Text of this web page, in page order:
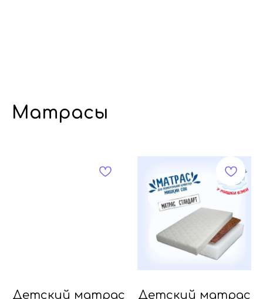
Матрасы
Детский матрас
Детский матрас